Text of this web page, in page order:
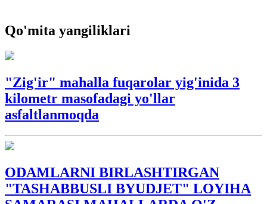
Qo'mita yangiliklari
"Zig'ir" mahalla fuqarolar yig'inida 3
kilometr masofadagi yo'llar
asfaltlanmoqda
ODAMLARNI BIRLASHTIRGAN
"TASHABBUSLI BYUDJET" LOYIHA